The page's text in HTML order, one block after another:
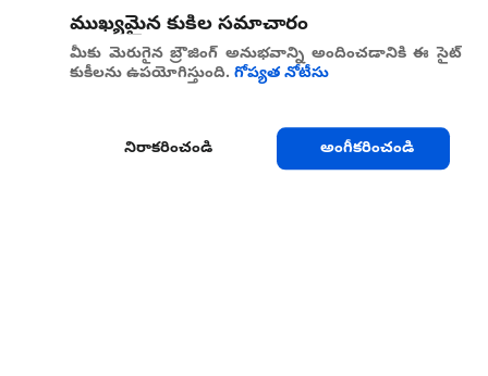
ముఖ్యమైన కుకీల సమాచారం
మీకు మెరుగైన బ్రౌజింగ్ అనుభవాన్ని అందించడానికి ఈ సైట్
కుకీలను ఉపయోగిస్తుంది. గోప్యత నోటీసు
నిరాకరించండి అంగీకరించండి